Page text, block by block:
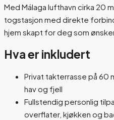
Med Málaga lufthavn cirka 20
togstasjon med direkte
hjem skapt for deg som
Hva er inkludert
Privat takterrasse på 60
hav og fjell
Fullstendig personlig
overflater, kjøkken og